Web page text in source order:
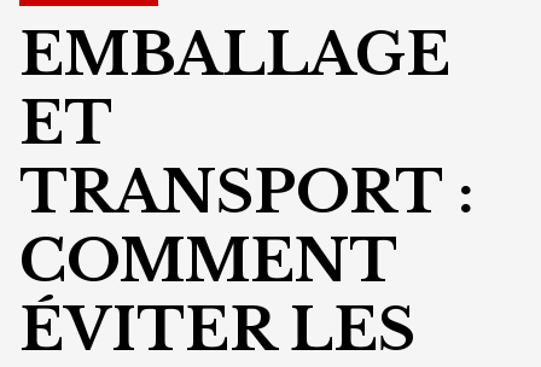
EMBALLAGE
ET
TRANSPORT :
COMMENT
ÉVITER LES